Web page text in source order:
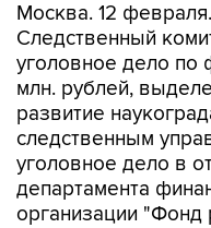
Москва. 12
Следственный
уголовное дело по
млн. рублей,
развитие
следственным
уголовное дело в
департамента
организации "Фонд